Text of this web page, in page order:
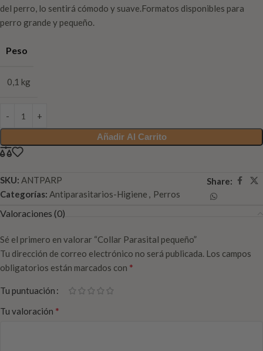
del perro, lo sentirá cómodo y suave.Formatos disponibles para
perro grande y pequeño.
Peso
0,1 kg
Añadir Al Carrito
SKU: ANTPARP
Categorías: Antiparasitarios-Higiene , Perros
Share:
Valoraciones (0)
Sé el primero en valorar “Collar Parasital pequeño”
Tu dirección de correo electrónico no será publicada. Los campos
obligatorios están marcados con *
Tu puntuación
Tu valoración *